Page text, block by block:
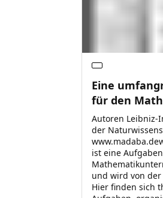
Eine
für den
Autoren Leibniz-
der
ist eine
und wird von
Hier finden sich